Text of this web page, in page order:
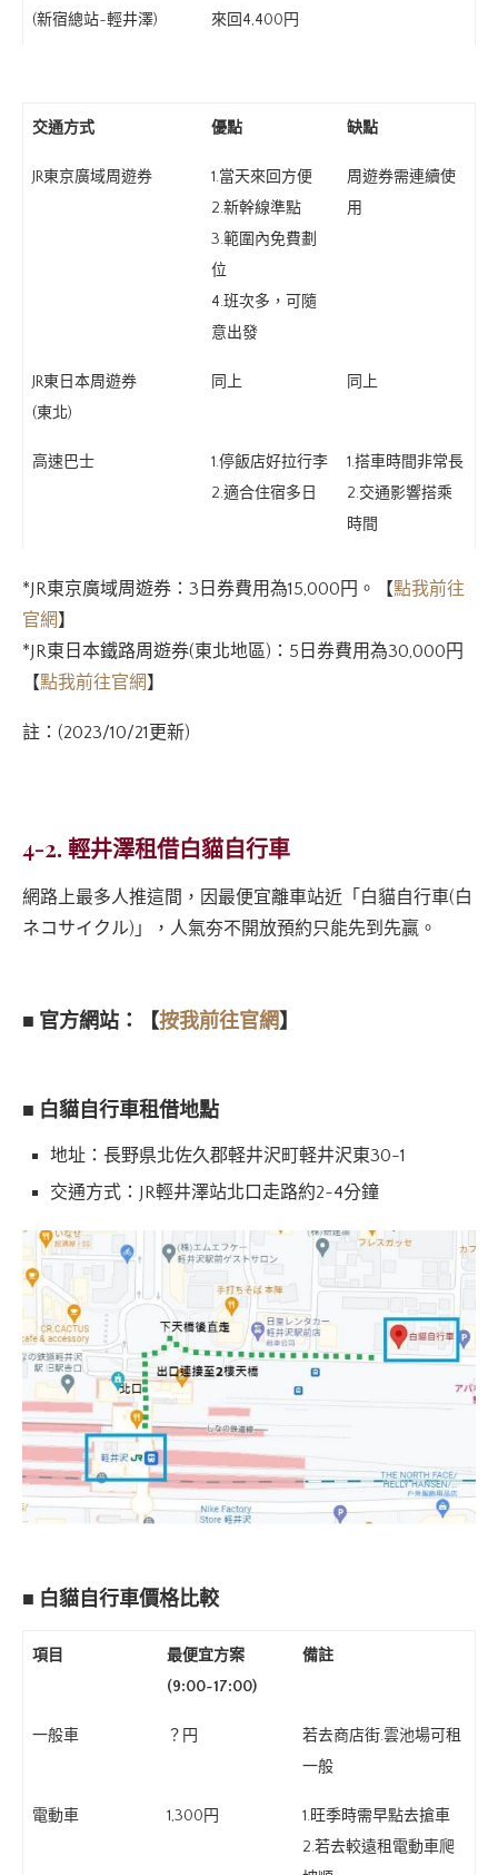
(新宿總站~輕井澤)
來回4,400円
交通方式 優點 缺點
JR東京廣域周遊券
1.當天來回方便
2.新幹線準點
3.範圍內免費劃
位
4.班次多，可隨
意出發
周遊券需連續使
用
JR東日本周遊券
(東北)
同上 同上
高速巴士
1.停飯店好拉行李
2.適合住宿多日
1.搭車時間非常長
2.交通影響搭乘
時間
*JR東京廣域周遊券：3日券費用為15,000円。【點我前往
官網 】
*JR東日本鐵路周遊券(東北地區)：5日券費用為30,000円
【點我前往官網 】
註：(2023/10/21更新)
4-2. 輕井澤租借白貓自行車
網路上最多人推這間，因最便宜離車站近「白貓自行車(白
ネコサイクル)」，人氣夯不開放預約只能先到先贏。
■ 官方網站： 【按我前往官網】
■ 白貓自行車租借地點
地址：長野県北佐久郡軽井沢町軽井沢東30-1
交通方式：JR輕井澤站北口走路約2~4分鐘
■ 白貓自行車價格比較
項目
最便宜方案
(9:00~17:00)
備註
一般車 ？円
若去商店街.雲池場可租
一般
電動車 1,300円
1.旺季時需早點去搶車
2.若去較遠租電動車爬